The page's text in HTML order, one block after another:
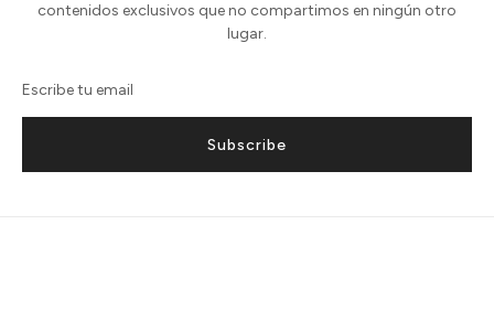
contenidos exclusivos que no compartimos en ningún otro
lugar.
Subscribe